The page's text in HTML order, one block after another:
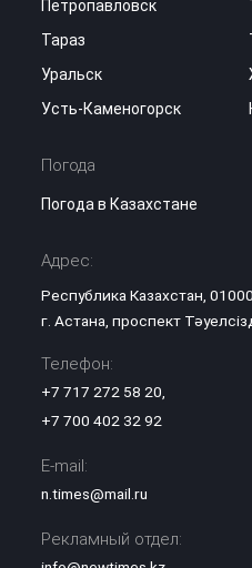
Петропавловск
Тараз
Уральск
Усть-Каменогорск
Погода
Погода в Казахстане
Адрес:
Республика Казахстан,
г. Астана, проспект
Телефон:
+7 717 272 58 20
+7 700 402 32 92
E-mail:
n.times@mail.ru
Рекламный отдел: